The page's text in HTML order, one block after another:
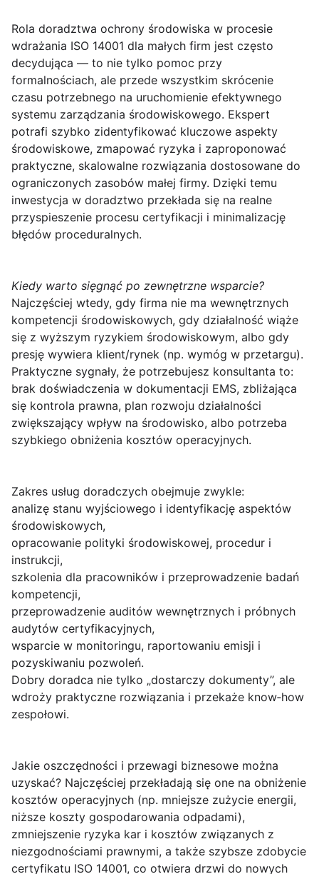
Rola doradztwa ochrony środowiska w procesie
wdrażania ISO 14001 dla małych firm jest często
decydująca — to nie tylko pomoc przy
formalnościach, ale przede wszystkim skrócenie
czasu potrzebnego na uruchomienie efektywnego
systemu zarządzania środowiskowego. Ekspert
potrafi szybko zidentyfikować kluczowe aspekty
środowiskowe, zmapować ryzyka i zaproponować
praktyczne, skalowalne rozwiązania dostosowane do
ograniczonych zasobów małej firmy. Dzięki temu
inwestycja w doradztwo przekłada się na realne
przyspieszenie procesu certyfikacji i minimalizację
błędów proceduralnych.
Kiedy warto sięgnąć po zewnętrzne wsparcie?
Najczęściej wtedy, gdy firma nie ma wewnętrznych
kompetencji środowiskowych, gdy działalność wiąże
się z wyższym ryzykiem środowiskowym, albo gdy
presję wywiera klient/rynek (np. wymóg w przetargu).
Praktyczne sygnały, że potrzebujesz konsultanta to:
brak doświadczenia w dokumentacji EMS, zbliżająca
się kontrola prawna, plan rozwoju działalności
zwiększający wpływ na środowisko, albo potrzeba
szybkiego obniżenia kosztów operacyjnych.
Zakres usług doradczych obejmuje zwykle:
analizę stanu wyjściowego i identyfikację aspektów
środowiskowych,
opracowanie polityki środowiskowej, procedur i
instrukcji,
szkolenia dla pracowników i przeprowadzenie badań
kompetencji,
przeprowadzenie auditów wewnętrznych i próbnych
audytów certyfikacyjnych,
wsparcie w monitoringu, raportowaniu emisji i
pozyskiwaniu pozwoleń.
Dobry doradca nie tylko „dostarczy dokumenty”, ale
wdroży praktyczne rozwiązania i przekaże know‑how
zespołowi.
Jakie oszczędności i przewagi biznesowe można
uzyskać? Najczęściej przekładają się one na obniżenie
kosztów operacyjnych (np. mniejsze zużycie energii,
niższe koszty gospodarowania odpadami),
zmniejszenie ryzyka kar i kosztów związanych z
niezgodnościami prawnymi, a także szybsze zdobycie
certyfikatu ISO 14001, co otwiera drzwi do nowych